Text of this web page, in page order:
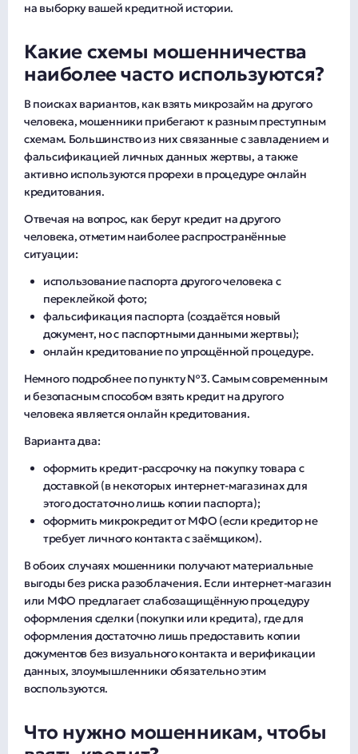
на выборку вашей кредитной истории.
Какие схемы мошенничества
наиболее часто используются?
В поисках вариантов, как взять микрозайм на другого
человека, мошенники прибегают к разным преступным
схемам. Большинство из них связанные с завладением и
фальсификацией личных данных жертвы, а также
активно используются прорехи в процедуре онлайн
кредитования.
Отвечая на вопрос, как берут кредит на другого
человека, отметим наиболее распространённые
ситуации:
использование паспорта другого человека с
переклейкой фото;
фальсификация паспорта (создаётся новый
документ, но с паспортными данными жертвы);
онлайн кредитование по упрощённой процедуре.
Немного подробнее по пункту №3. Самым современным
и безопасным способом взять кредит на другого
человека является онлайн кредитования.
Варианта два:
оформить кредит-рассрочку на покупку товара с
доставкой (в некоторых интернет-магазинах для
этого достаточно лишь копии паспорта);
оформить микрокредит от МФО (если кредитор не
требует личного контакта с заёмщиком).
В обоих случаях мошенники получают материальные
выгоды без риска разоблачения. Если интернет-магазин
или МФО предлагает слабозащищённую процедуру
оформления сделки (покупки или кредита), где для
оформления достаточно лишь предоставить копии
документов без визуального контакта и верификации
данных, злоумышленники обязательно этим
воспользуются.
Что нужно мошенникам, чтобы